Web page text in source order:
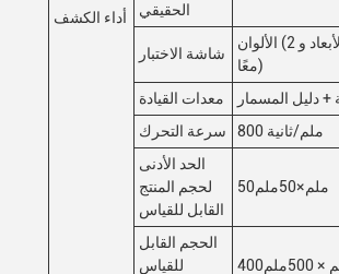
أداء الكشف
الحقيقي
شاشة الاختبار
الألوان (صور ثلاثية الأبعاد و 2D
معًا)
معدات القيادة
دليل المسمار
سرعة التحرك
800 ملم/ثانية
الحد الأدنى
لحجم المنتج
القابل للقياس
50ملم×50ملم
الحجم القابل
للقياس
× 500ملم